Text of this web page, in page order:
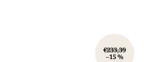
€233,39
–15 %